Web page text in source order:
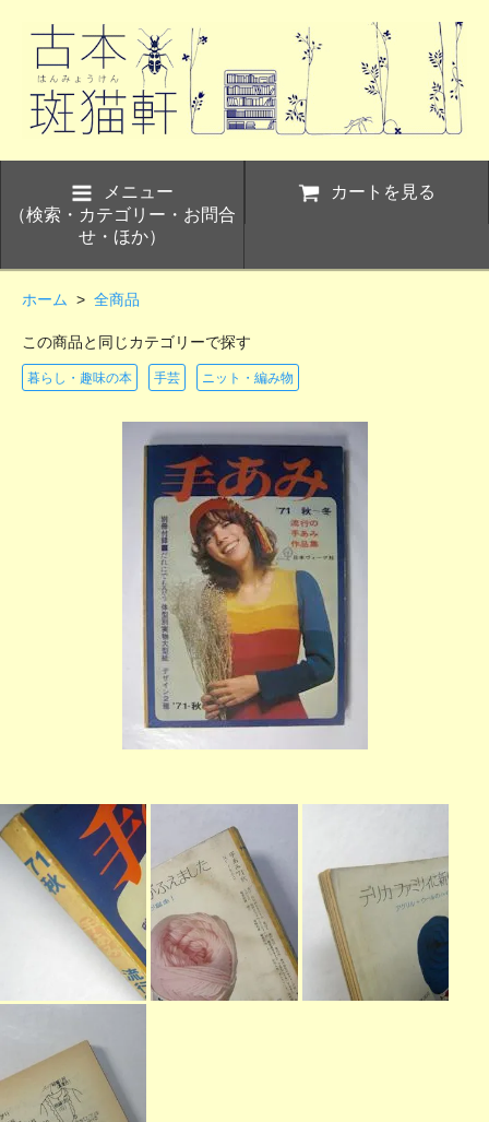
メニュー
（検索・カテゴリー・お問合
せ・ほか）
カートを見る
ホーム > 全商品
この商品と同じカテゴリーで探す
暮らし・趣味の本 手芸 ニット・編み物